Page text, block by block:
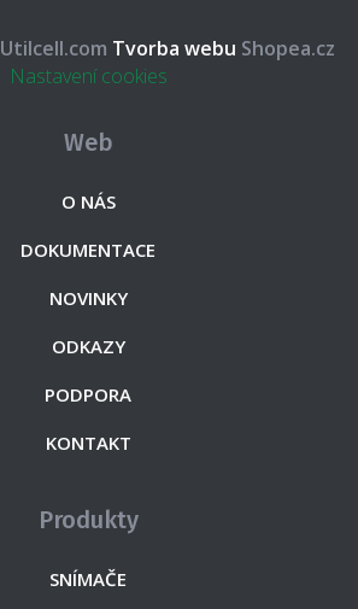
Utilcell.com Tvorba webu Shopea.cz
Nastavení cookies
Web
O NÁS
DOKUMENTACE
NOVINKY
ODKAZY
PODPORA
KONTAKT
Produkty
SNÍMAČE